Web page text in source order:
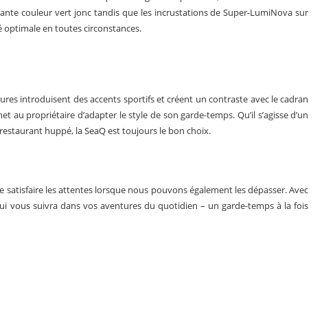
couleur vert jonc tandis que les incrustations de Super-LumiNova sur
optimale en toutes circonstances.
introduisent des accents sportifs et créent un contraste avec le cadran
propriétaire d’adapter le style de son garde-temps. Qu’il s’agisse d’un
huppé, la SeaQ est toujours le bon choix.
les attentes lorsque nous pouvons également les dépasser. Avec
vous suivra dans vos aventures du quotidien – un garde-temps à la fois